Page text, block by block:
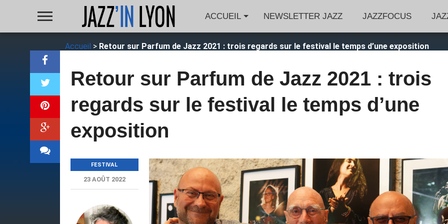
ACCUEIL NEWSLETTER JAZZ JAZZFOCUS
Accueil > Retour sur Parfum de Jazz 2021 : trois regards sur le festival le temps d’une exposition
Retour sur Parfum de Jazz 2021 : trois
regards sur le festival le temps d’une
exposition
FESTIVAL
23 AOÛT 2022